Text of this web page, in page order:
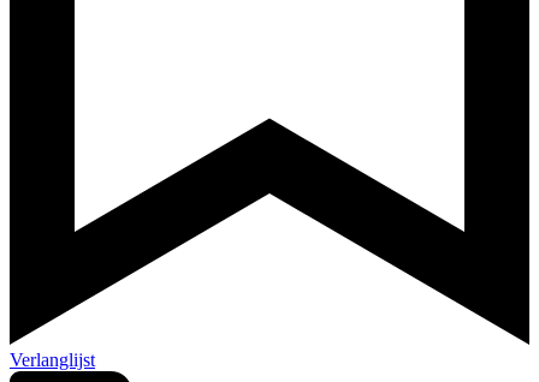
Verlanglijst